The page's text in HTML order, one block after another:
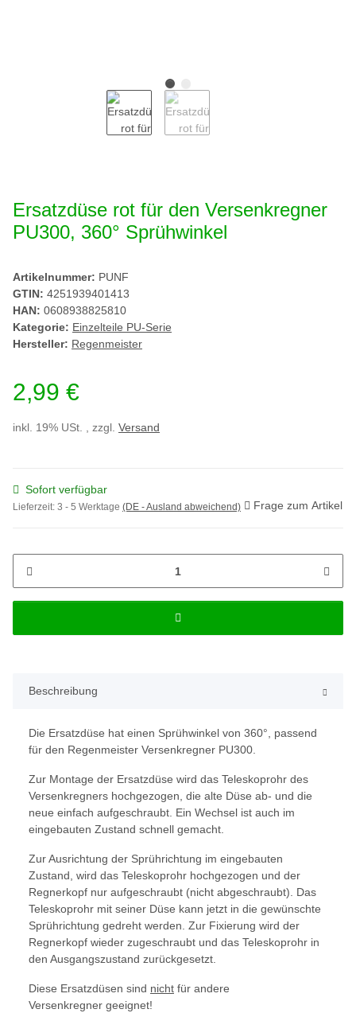
Ersatzdüse rot für den Versenkregner
PU300, 360° Sprühwinkel
Artikelnummer: PUNF
GTIN: 4251939401413
HAN: 0608938825810
Kategorie: Einzelteile PU-Serie
Hersteller: Regenmeister
2,99 €
inkl. 19% USt. , zzgl. Versand
Sofort verfügbar
Lieferzeit: 3 - 5 Werktage (DE - Ausland abweichend) Frage zum Artikel
Beschreibung
Die Ersatzdüse hat einen Sprühwinkel von 360°, passend
für den Regenmeister Versenkregner PU300.
Zur Montage der Ersatzdüse wird das Teleskoprohr des
Versenkregners hochgezogen, die alte Düse ab- und die
neue einfach aufgeschraubt. Ein Wechsel ist auch im
eingebauten Zustand schnell gemacht.
Zur Ausrichtung der Sprührichtung im eingebauten
Zustand, wird das Teleskoprohr hochgezogen und der
Regnerkopf nur aufgeschraubt (nicht abgeschraubt). Das
Teleskoprohr mit seiner Düse kann jetzt in die gewünschte
Sprührichtung gedreht werden. Zur Fixierung wird der
Regnerkopf wieder zugeschraubt und das Teleskoprohr in
den Ausgangszustand zurückgesetzt.
Diese Ersatzdüsen sind nicht für andere
Versenkregner geeignet!